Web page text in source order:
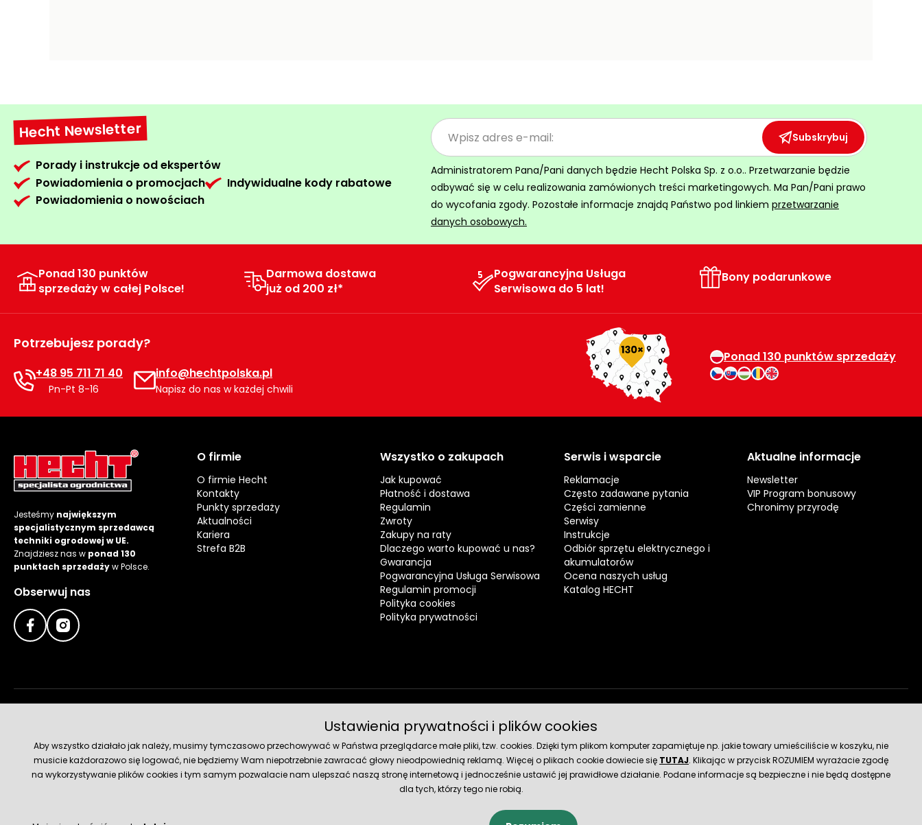
Hecht Newsletter
Porady i instrukcje od ekspertów
Powiadomienia o promocjach
Indywidualne kody rabatowe
Powiadomienia o nowościach
Subskrybuj
Administratorem Pana/Pani danych będzie Hecht Polska Sp. z o.o.. Przetwarzanie będzie
odbywać się w celu realizowania zamówionych treści marketingowych. Ma Pan/Pani prawo
do wycofania zgody. Pozostałe informacje znajdą Państwo pod linkiem przetwarzanie
danych osobowych.
Ponad 130 punktów
sprzedaży w całej Polsce!
Darmowa dostawa
już od 200 zł*
Pogwarancyjna Usługa
Serwisowa do 5 lat!
Bony podarunkowe
Potrzebujesz porady?
+48 95 711 71 40
Pn-Pt 8-16
info@hechtpolska.pl
Napisz do nas w każdej chwili
Ponad 130 punktów sprzedaży
Jesteśmy największym
specjalistycznym sprzedawcą
techniki ogrodowej w UE.
Znajdziesz nas w ponad 130
punktach sprzedażyw Polsce.
Obserwuj nas
O firmie
O firmie Hecht
Kontakty
Punkty sprzedaży
Aktualności
Kariera
Strefa B2B
Wszystko o zakupach
Jak kupować
Płatność i dostawa
Regulamin
Zwroty
Zakupy na raty
Dlaczego warto kupować u nas?
Gwarancja
Pogwarancyjna Usługa Serwisowa
Regulamin promocji
Polityka cookies
Polityka prywatności
Serwis i wsparcie
Reklamacje
Często zadawane pytania
Części zamienne
Serwisy
Instrukcje
Odbiór sprzętu elektrycznego i
akumulatorów
Ocena naszych usług
Katalog HECHT
Aktualne informacje
Newsletter
VIP Program bonusowy
Chronimy przyrodę
Metody dostawy
Ustawienia prywatności i plików cookies
Aby wszystko działało jak należy, musimy tymczasowo przechowywać w Państwa przeglądarce małe pliki, tzw. cookies. Dzięki tym plikom komputer zapamiętuje np. jakie towary umieściliście w koszyku, nie
musicie każdorazowo się logować, nie będziemy Wam niepotrzebnie zawracać głowy nieodpowiednią reklamą. Więcej o plikach cookie dowiecie się TUTAJ. Klikając w przycisk ROZUMIEM wyrażacie zgodę
na wykorzystywanie plików cookies i tym samym pozwalacie nam ulepszać naszą stronę internetową i jednocześnie ustawić jej prawidłowe działanie. Podane informacje są bezpieczne i nie będą dostępne
dla tych, którzy tego nie robią.